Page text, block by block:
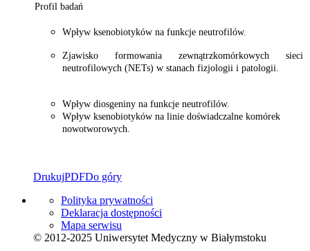
Profil badań
Wpływ ksenobiotyków na funkcje neutrofilów.
Zjawisko formowania zewnątrzkomórkowych sieci
neutrofilowych (NETs) w stanach fizjologii i patologii.
Wpływ diosgeniny na funkcje neutrofilów.
Wpływ ksenobiotyków na linie doświadczalne komórek
nowotworowych.
DrukujPDFDo góry
Polityka prywatności
Deklaracja dostępności
Mapa serwisu
© 2012-2025 Uniwersytet Medyczny w Białymstoku